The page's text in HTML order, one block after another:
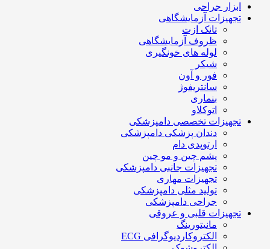
ابزار جراحی
تجهیزات آزمایشگاهی
تانک ازت
ظروف آزمایشگاهی
لوله های خونگیری
شیکر
فور و آون
سانتریفوژ
بنماری
اتوکلاو
تجهیزات تخصصی دامپزشکی
دندان پزشکی دامپزشکی
ارتوپدی دام
پشم چین و مو چین
تجهیزات جانبی دامپزشکی
تجهیزات مهاری
تولید مثلی دامپزشکی
جراحی دامپزشکی
تجهیزات قلبی و عروقی
مانیتورینگ
الکتروکاردیوگرافی ECG